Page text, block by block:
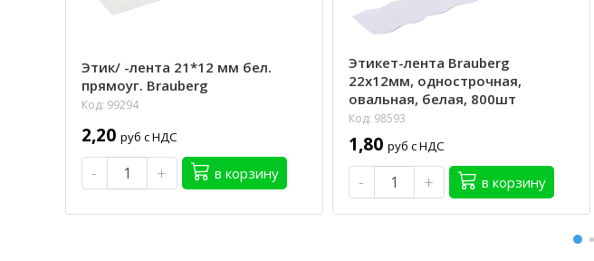
Этик/ -лента 21*12 мм бел.
прямоуг. Brauberg
Код: 99294
2,20 руб с НДС
- + в корзину
Этикет-лента Brauberg
22х12мм, однострочная,
овальная, белая, 800шт
Код: 98593
1,80 руб с НДС
- + в корзину